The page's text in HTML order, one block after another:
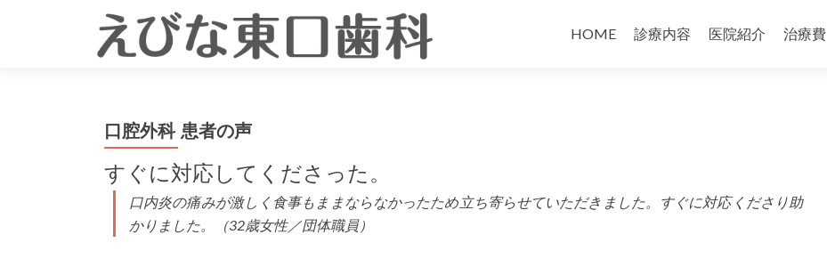
HOME 診療内容 医院紹介 治療費
口腔外科 患者の声
すぐに対応してくださった。
口内炎の痛みが激しく食事もままならなかったため立ち寄らせていただきました。すぐに対応くださり助
かりました。（32歳女性／団体職員）